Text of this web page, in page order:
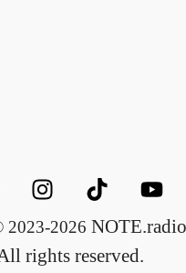
2023-2026
rights reserved.